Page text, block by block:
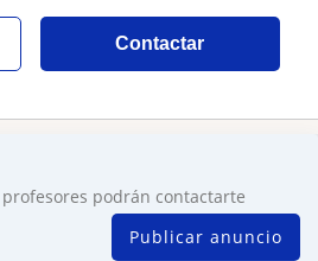
Contactar
podrán contactarte
Publicar anuncio